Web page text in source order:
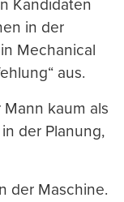
Kandidaten
in der
Mechanical
aus.
Mann kaum als
der Planung,
der Maschine.